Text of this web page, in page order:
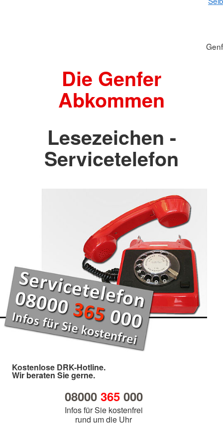
Die Genfer
Abkommen
Lesezeichen -
Servicetelefon
Kostenlose DRK-Hotline.
Wir beraten Sie gerne.
08000 365000
Infos für Sie kostenfrei
rund um die Uhr